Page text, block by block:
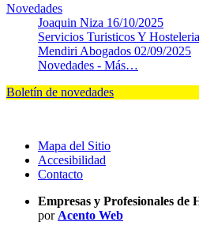
Novedades
Joaquin Niza 16/10/2025
Servicios Turisticos Y
Mendiri Abogados 02/09/2025
Novedades - Más…
Boletín de novedades
Mapa del Sitio
Accesibilidad
Contacto
Empresas y Profesionales de
por Acento Web